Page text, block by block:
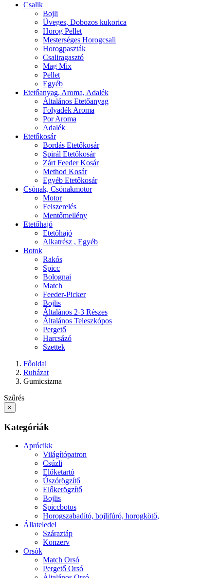
Csalik
Bojli
Üveges, Dobozos kukorica
Horog Pellet
Mesterséges Horogcsali
Horogpaszták
Csaliragasztó
Mag Mix
Pellet
Egyéb
Etetőanyag, Aroma, Adalék
Általános Etetőanyag
Folyadék Aroma
Por Aroma
Adalék
Etetőkosár
Bordás Etetőkosár
Spirál Etetőkosár
Zárt Feeder Kosár
Method Kosár
Egyéb Etetőkosár
Csónak, Csónakmotor
Motor
Felszerelés
Mentőmellény
Etetőhajó
Etetőhajó
Alkatrész , Egyéb
Botok
Rakós
Spicc
Bolognai
Match
Feeder-Picker
Bojlis
Általános 2-3 Részes
Általános Teleszkópos
Pergető
Harcsázó
Szettek
Főoldal
Ruházat
Gumicsizma
Szűrés
×
Kategóriák
Aprócikk
Világítópatron
Csúzli
Előketartó
Úszórögzítő
Előkerögzítő
Bojlis
Spiccbotos
Horogszabadító, bojlifúró, horogkötő,
Állateledel
Száraztáp
Konzerv
Orsók
Match Orsó
Pergető Orsó